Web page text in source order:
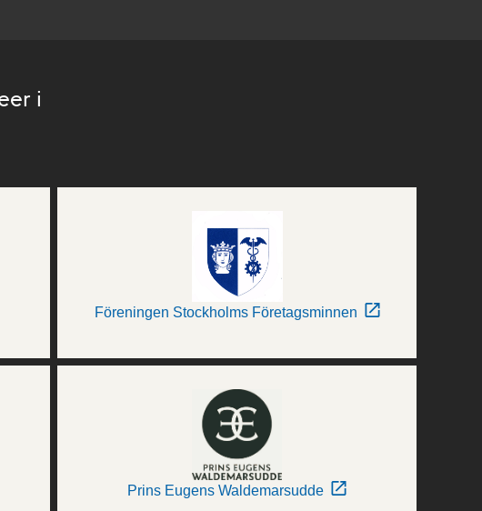
i
Föreningen Stockholms Företagsminnen
Prins Eugens Waldemarsudde